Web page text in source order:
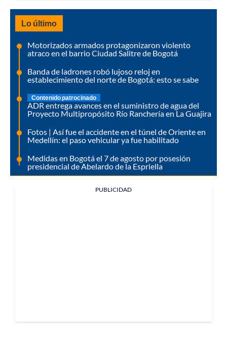
Lo último
Motorizados armados protagonizaron violento
atraco en el barrio Ciudad Salitre de Bogotá
Banda de ladrones robó lujoso reloj en
establecimiento del norte de Bogotá: esto se sabe
Contenido patrocinado
ADR entrega avances en el suministro de agua del
Proyecto Multipropósito Río Ranchería en La Guajira
Fotos | Así fue el accidente en el túnel de Oriente en
Medellín: el paso vehicular ya fue habilitado
Medidas en Bogotá el 7 de agosto por posesión
presidencial de Abelardo de la Espriella
PUBLICIDAD